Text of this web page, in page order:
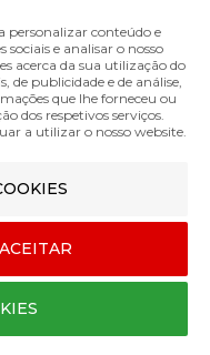
personalizar conteúdo e
sociais e analisar o nosso
acerca da sua utilização do
de publicidade e de análise,
que lhe forneceu ou
dos respetivos serviços.
a utilizar o nosso website.